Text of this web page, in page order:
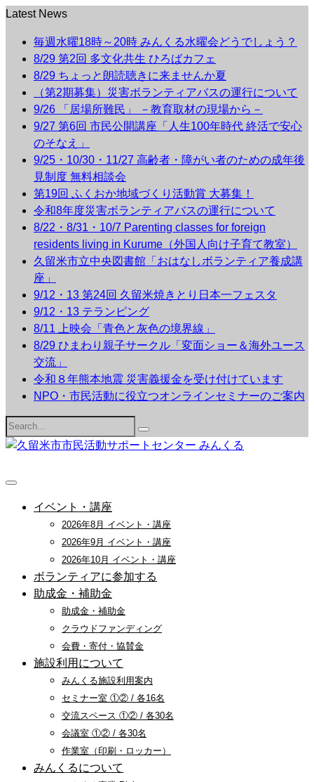
Latest News
毎週水曜18時～20時 みんくる水曜会どうでしょう？
8/29 第2回 多文化共生 ひろばカフェ
8/29 ちょっと朗読聴きに来ませんか夏
（第2期募集）災害ボランティアバスの運行について
9/26 「居場所難民」 －教育取材の現場から－
9/27 第6回 市民公開講座「人生100年時代 終活で安心
のそなえ」
9/25・10/30・11/27 高齢者・障がい者のための成年後
見制度 無料相談会
第19回 ふくおか地域づくり活動賞 大募集！
令和8年度災害ボランティアバスの運行について
8/22・8/31・10/7 Parenting classes for foreign
residents living in Kurume（外国人向け子育て教室）
久留米市立中央図書館「おはなしボランティア養成講
座」
9/12・13 第24回 久留米焼きとり日本一フェスタ
9/12・13 テランピング
8/11 上映会「青色と灰色の境界線」
8/29 ひまわり親子サークル「変面ショー＆海外ユース
交流」
令和８年熊本地震 災害義援金を受け付けています
NPO・市民活動に役立つオンラインセミナーのご案内
Search
for:
イベント・講座
2026年8月 イベント・講座
2026年9月 イベント・講座
2026年10月 イベント・講座
ボランティアに参加する
助成金・補助金
助成金・補助金
クラウドファンディング
会費・寄付・協賛金
施設利用について
みんくる施設利用案内
セミナー室 ①② / 各16名
交流スペース ①② / 各30名
会議室 ①② / 各30名
作業室（印刷・ロッカー）
みんくるについて